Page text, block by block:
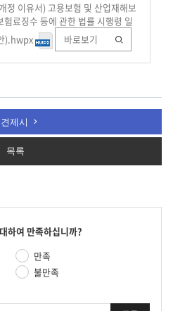
정 이유서) 고용보험 및 산업재해보
험료징수 등에 관한 법률 시행령 일
).hwpx
바로보기
제시
목록
하여 만족하십니까?
만족
불만족